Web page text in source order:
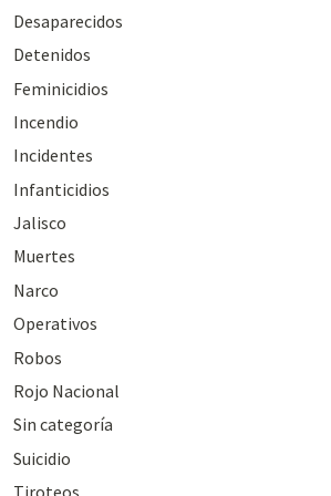
Desaparecidos
Detenidos
Feminicidios
Incendio
Incidentes
Infanticidios
Jalisco
Muertes
Narco
Operativos
Robos
Rojo Nacional
Sin categoría
Suicidio